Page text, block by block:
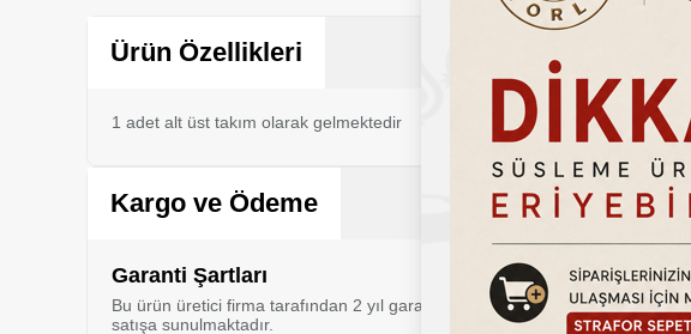
Sepete Ekle
Ürün Özellikleri
1 adet alt üst takım olarak gelmektedir
Kargo ve Ödeme
Garanti Şartları
Bu ürün üretici firma tarafından 2 yıl garanti kapsamı altındadır. Ürün
satışa sunulmaktadır.